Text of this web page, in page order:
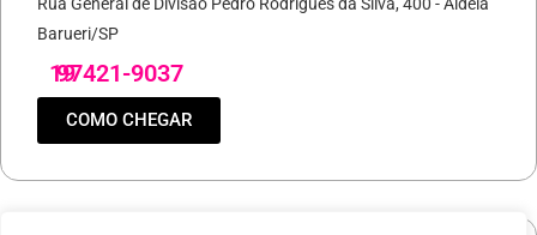
Barueri/SP
19
97421-9037
COMO CHEGAR